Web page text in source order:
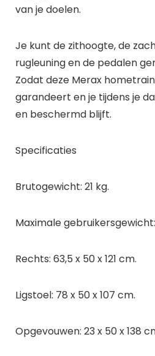
van je doelen.
Je kunt de zithoogte, de
rugleuning en de pedalen
Zodat deze Merax
garandeert en je tijdens je
en beschermd blijft.
Specificaties
Brutogewicht: 21 kg.
Maximale gebruikersgewicht:
Rechts: 63,5 x 50 x 121 cm.
Ligstoel: 78 x 50 x 107 cm.
Opgevouwen: 23 x 50 x 138